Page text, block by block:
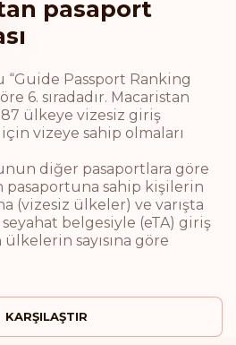
pasaport
“Guide Passport Ranking
6. sıradadır. Macaristan
ülkeye vizesiz giriş
vizeye sahip olmaları
diğer pasaportlara göre
pasaportuna sahip kişilerin
(vizesiz ülkeler) ve varışta
belgesiyle (eTA) giriş
sayısına göre
KARŞILAŞTIR